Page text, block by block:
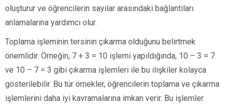
oluşturur ve öğrencilerin sayılar arasındaki bağlantıları
anlamalarına yardımcı olur.
Toplama işleminin tersinin çıkarma olduğunu belirtmek
önemlidir. Örneğin, 7 + 3 = 10 işlemi yapıldığında, 10 – 3 = 7
ve 10 – 7 = 3 gibi çıkarma işlemleri ile bu ilişkiler kolayca
gösterilebilir. Bu tür örnekler, öğrencilerin toplama ve çıkarma
işlemlerini daha iyi kavramalarına imkan verir. Bu işlemler